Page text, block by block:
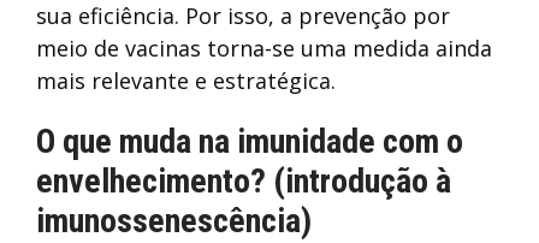
sua eficiência. Por isso, a prevenção por
meio de vacinas torna-se uma medida ainda
mais relevante e estratégica.
O que muda na imunidade com o
envelhecimento? (introdução à
imunossenescência)